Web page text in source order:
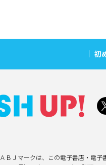
初
ＡＢＪマークは、この電子書店・電